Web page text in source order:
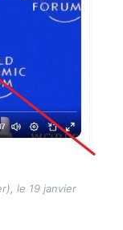
le 19 janvier